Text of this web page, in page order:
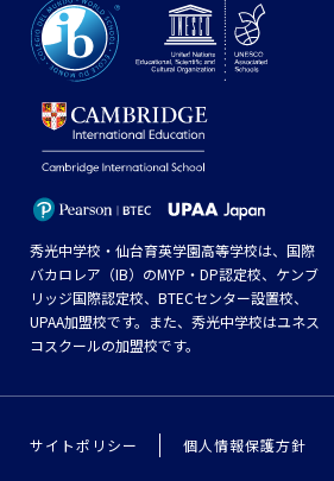
秀光中学校・仙台育英学園高等学校は、国際
バカロレア（IB）のMYP・DP認定校、ケンブ
リッジ国際認定校、BTECセンター設置校、
UPAA加盟校です。また、秀光中学校はユネス
コスクールの加盟校です。
サイトポリシー 個人情報保護方針